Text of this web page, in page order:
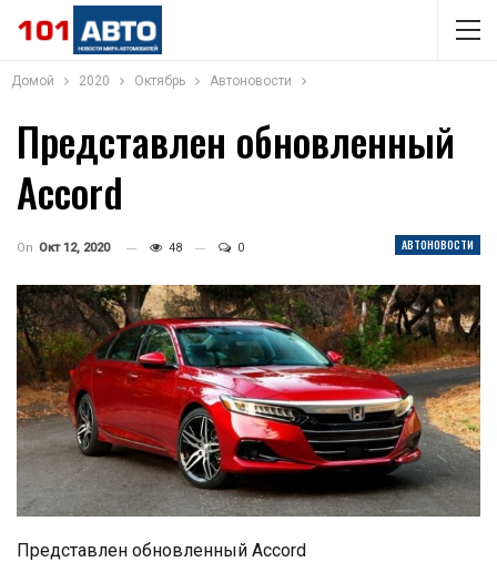
Домой 2020 Октябрь Автоновости
Представлен обновленный
Accord
АВТОНОВОСТИ
On Окт 12, 2020 48 0
Представлен обновленный Accord